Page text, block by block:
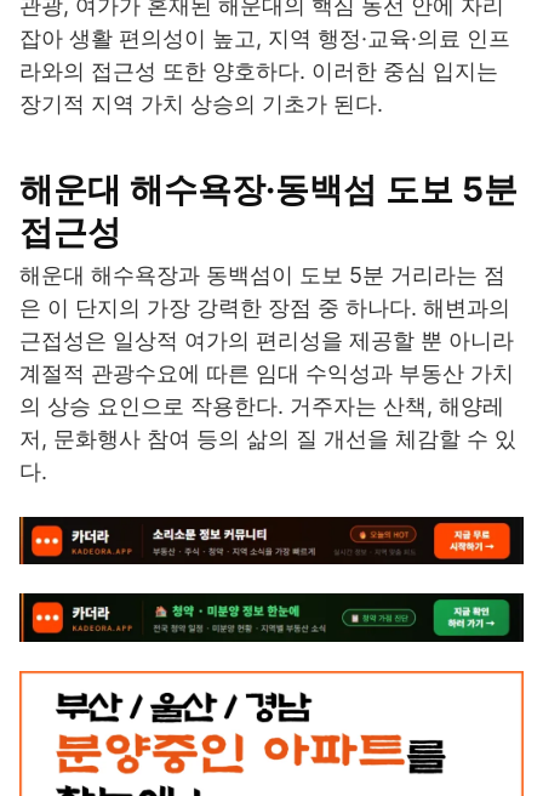
관광, 여가가 혼재된 해운대의 핵심 동선 안에 자리
잡아 생활 편의성이 높고, 지역 행정·교육·의료 인프
라와의 접근성 또한 양호하다. 이러한 중심 입지는
장기적 지역 가치 상승의 기초가 된다.
해운대 해수욕장·동백섬 도보 5분
접근성
해운대 해수욕장과 동백섬이 도보 5분 거리라는 점
은 이 단지의 가장 강력한 장점 중 하나다. 해변과의
근접성은 일상적 여가의 편리성을 제공할 뿐 아니라
계절적 관광수요에 따른 임대 수익성과 부동산 가치
의 상승 요인으로 작용한다. 거주자는 산책, 해양레
저, 문화행사 참여 등의 삶의 질 개선을 체감할 수 있
다.